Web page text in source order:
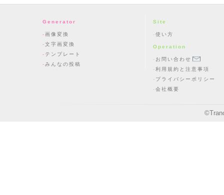
Generator
画像変換
文字画変換
テンプレート
みんなの投稿
Site
使い方
Operation
お問い合わせ
利用規約と注意事項
プライバシーポリシー
会社概要
©